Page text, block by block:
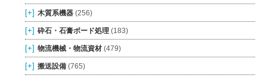
[+] 木質系機器 (256)
[+] 砕石・石膏ボード処理 (183)
[+] 物流機械・物流資材 (479)
[+] 搬送設備 (765)